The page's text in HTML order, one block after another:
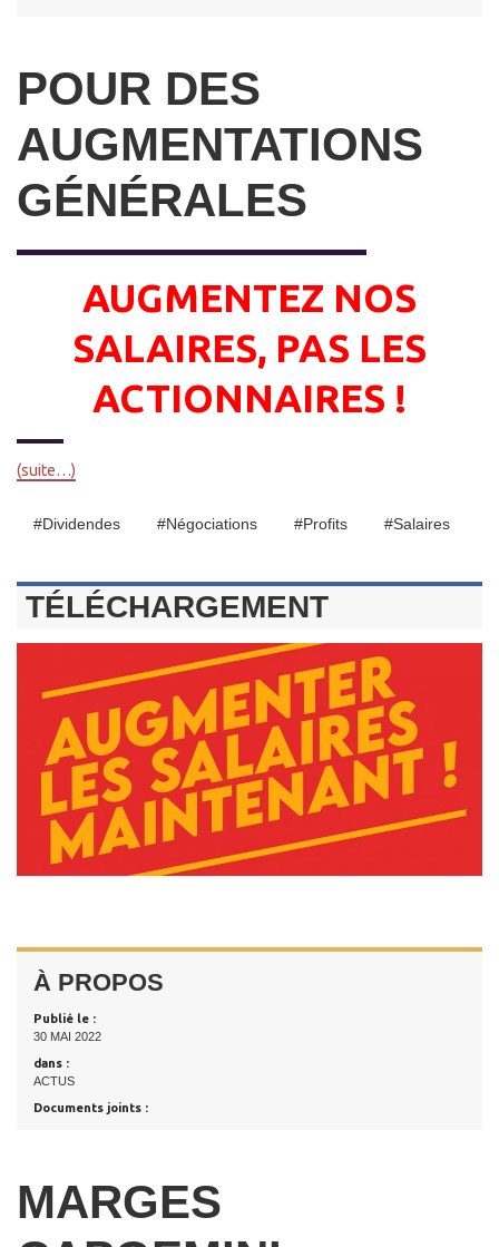
POUR DES
AUGMENTATIONS
GÉNÉRALES
AUGMENTEZ NOS
SALAIRES, PAS LES
ACTIONNAIRES !
(suite…)
#dividendes #négociations #profits #salaires
TÉLÉCHARGEMENT
À PROPOS
Publié le :
30 MAI 2022
dans :
ACTUS
Documents joints :
MARGES